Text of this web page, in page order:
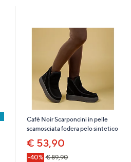
Cafè Noir Scarponcini in pelle
scamosciata fodera pelo sintetico
€ 53,90
-40% € 89,90